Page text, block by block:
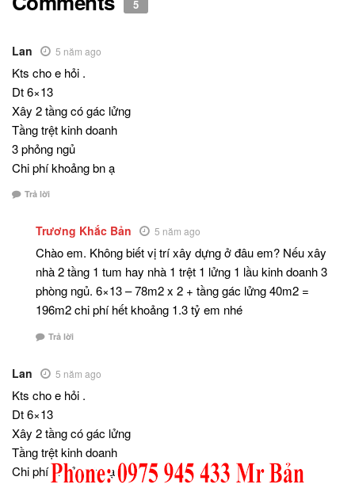
5
Lan 5 năm ago
Kts cho e hỏi .
Dt 6×13
Xây 2 tầng có gác lửng
Tầng trệt kinh doanh
3 phỏng ngủ
Chi phí khoảng bn ạ
Trả lời
Trương Khắc Bản 5 năm ago
Chào em. Không biết vị trí xây dựng ở đâu em? Nếu xây
nhà 2 tầng 1 tum hay nhà 1 trệt 1 lửng 1 lầu kinh doanh 3
phòng ngủ. 6×13 – 78m2 x 2 + tầng gác lửng 40m2 =
196m2 chi phí hết khoảng 1.3 tỷ em nhé
Trả lời
Lan 5 năm ago
Kts cho e hỏi .
Dt 6×13
Xây 2 tầng có gác lửng
Tầng trệt kinh doanh
Chi phí khoảng bn ạ